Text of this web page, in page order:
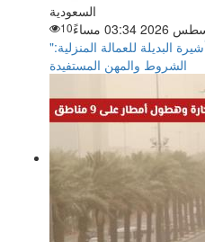
السعودية
10
"مساند" توضح تفاصيل خدمة التأشيرة البديلة للعمالة المنزلية:
الشروط والمهن المستفيدة